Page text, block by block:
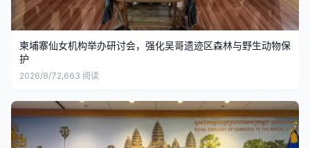
柬埔寨仙女机构举办研讨会，强化吴哥遗迹区森林与野生动物保
护
2026/8/72,663 阅读